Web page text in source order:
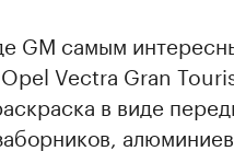
GM самым
Vectra Gran
в виде